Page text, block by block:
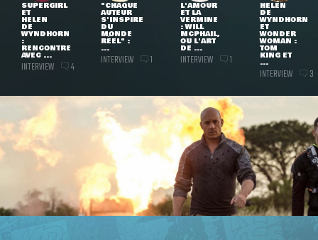
SUPERGIRL
ET
HELEN
DE
WYNDHORN
:
RENCONTRE
AVEC ...
INTERVIEW 4
"CHAQUE
AUTEUR
S'INSPIRE
DU
MONDE
RÉEL" :
...
INTERVIEW 1
L'AMOUR
ET LA
VERMINE
: WILL
MCPHAIL,
OU L'ART
DE ...
INTERVIEW 1
HELEN
DE
WYNDHORN
ET
WONDER
WOMAN :
TOM
KING ET
...
INTERVIEW 3